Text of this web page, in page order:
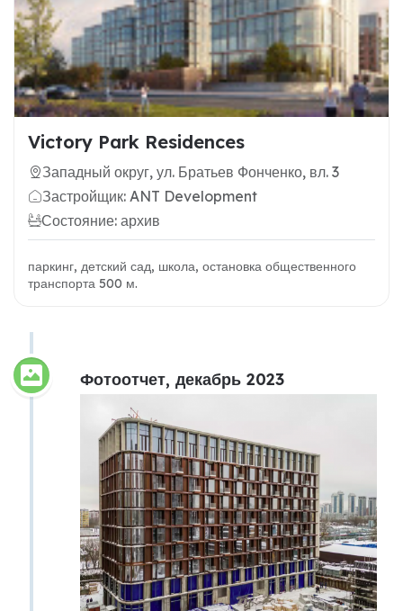
Victory Park Residences
Западный округ, ул. Братьев Фонченко, вл. 3
Застройщик: ANT Development
Состояние: архив
паркинг, детский сад, школа, остановка общественного
транспорта 500 м.
Фотоотчет, декабрь 2023